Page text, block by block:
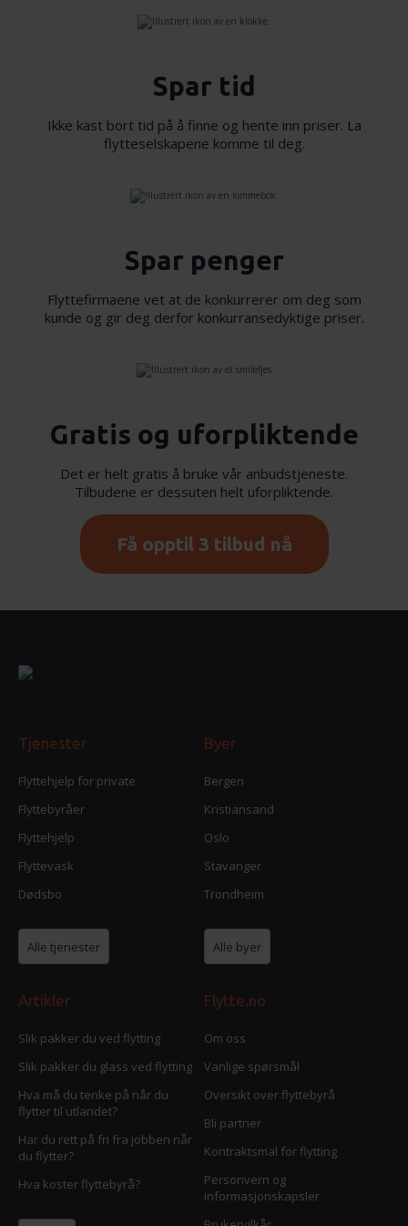
Spar tid
Ikke kast bort tid på å finne og hente inn priser. La
flytteselskapene komme til deg.
Spar penger
Flyttefirmaene vet at de konkurrerer om deg som
kunde og gir deg derfor konkurransedyktige priser.
Gratis og uforpliktende
Det er helt gratis å bruke vår anbudstjeneste.
Tilbudene er dessuten helt uforpliktende.
Få opptil 3 tilbud nå
Tjenester
Flyttehjelp for private
Flyttebyråer
Flyttehjelp
Flyttevask
Dødsbo
Alle tjenester
Byer
Bergen
Kristiansand
Oslo
Stavanger
Trondheim
Alle byer
Artikler
Slik pakker du ved flytting
Slik pakker du glass ved flytting
Hva må du tenke på når du
flytter til utlandet?
Har du rett på fri fra jobben når
du flytter?
Hva koster flyttebyrå?
Flytte.no
Om oss
Vanlige spørsmål
Oversikt over flyttebyrå
Bli partner
Kontraktsmal for flytting
Personvern og
informasjonskapsler